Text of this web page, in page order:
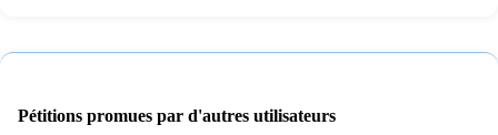
Pétitions promues par d'autres utilisateurs